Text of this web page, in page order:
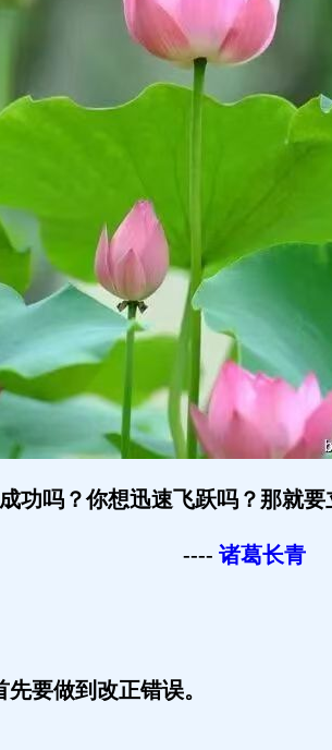
功吗？你想迅速飞跃吗？那就要
---- 诸葛长青
要做到改正错误。